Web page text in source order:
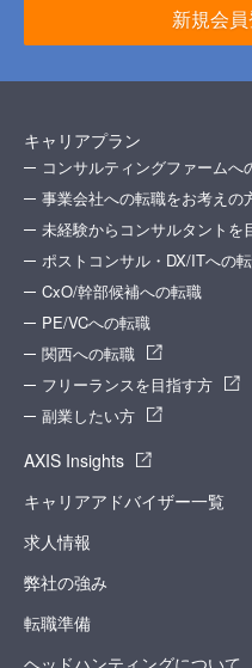
新規会員
キャリアプラン
コンサルティングファームへ
事業会社への転職をお考えの
未経験からコンサルタントを
ポストコンサル・DX/ITへの
CxO/幹部候補への転職
PE/VCへの転職
関西への転職
フリーランスを目指す方
副業したい方
AXIS Insights
キャリアアドバイザー一覧
求人情報
弊社の強み
転職準備
ヘッドハンティングについて